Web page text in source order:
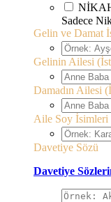
Sadece
Gelin ve Damat
Gelinin Ailesi
Damadın Ailesi
Aile Soy İsimleri
Davetiye Sözü
Davetiye